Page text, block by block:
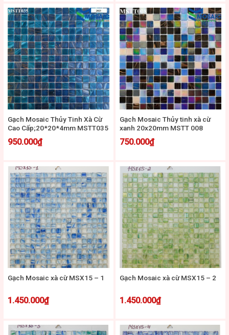
Gạch Mosaic Thủy Tinh Xà Cừ
Cao Cấp;20*20*4mm MSTT035
950.000₫
Gạch Mosaic Thủy tinh xà cừ
xanh 20x20mm MSTT 008
750.000₫
Gạch Mosaic xà cừ MSX15 – 1
1.450.000₫
Gạch Mosaic xà cừ MSX15 – 2
1.450.000₫